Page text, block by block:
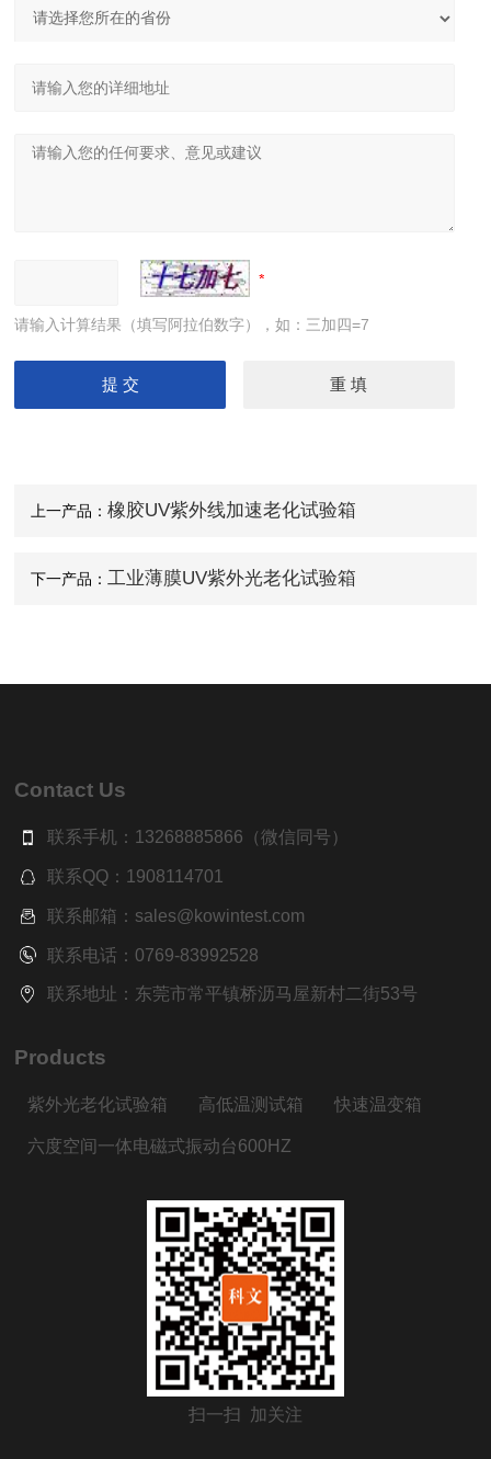
请输入计算结果（填写阿拉伯数字），如：三加四=7
上一产品： 橡胶UV紫外线加速老化试验箱
下一产品： 工业薄膜UV紫外光老化试验箱
Contact Us
联系手机：13268885866（微信同号）
联系QQ：1908114701
联系邮箱：sales@kowintest.com
联系电话：0769-83992528
联系地址：东莞市常平镇桥沥马屋新村二街53号
Products
紫外光老化试验箱 高低温测试箱 快速温变箱
六度空间一体电磁式振动台600HZ
扫一扫 加关注